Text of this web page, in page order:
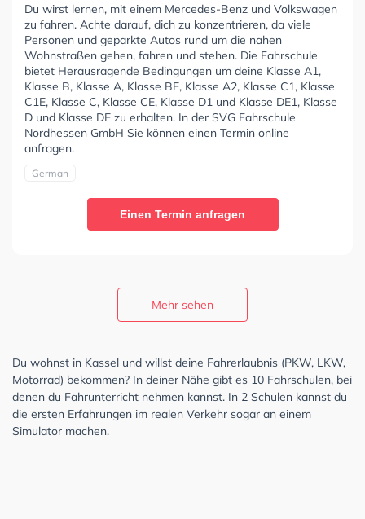
Du wirst lernen, mit einem Mercedes-Benz und Volkswagen
zu fahren. Achte darauf, dich zu konzentrieren, da viele
Personen und geparkte Autos rund um die nahen
Wohnstraßen gehen, fahren und stehen. Die Fahrschule
bietet Herausragende Bedingungen um deine Klasse A1,
Klasse B, Klasse A, Klasse BE, Klasse A2, Klasse C1, Klasse
C1E, Klasse C, Klasse CE, Klasse D1 und Klasse DE1, Klasse
D und Klasse DE zu erhalten. In der SVG Fahrschule
Nordhessen GmbH Sie können einen Termin online
anfragen.
German
Einen Termin anfragen
Mehr sehen
Du wohnst in Kassel und willst deine Fahrerlaubnis (PKW, LKW,
Motorrad) bekommen? In deiner Nähe gibt es 10 Fahrschulen, bei
denen du Fahrunterricht nehmen kannst. In 2 Schulen kannst du
die ersten Erfahrungen im realen Verkehr sogar an einem
Simulator machen.